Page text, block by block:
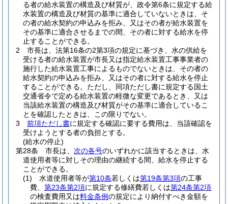
る者の給水装置の構造及び材質が、政令第6条に規定する給
水装置の構造及び材質の基準に適合していないときは、そ
の者の給水契約の申込みを拒み、又はその者が給水装置を
その基準に適合させるまでの間、その者に対する給水を停
止することができる。
2
市長は、法第16条の2第3項の規定に基づき、水の供給を
受ける者の給水装置が市長又は指定給水装置工事事業者の
施行した給水装置工事によるものでないときは、その者の
給水契約の申込みを拒み、又はその者に対する給水を停止
することができる。 ただし、同項ただし書に規定する国土
交通省令で定める給水装置の軽微な変更であるとき、又は
当該給水装置の構造及び材質がその基準に適合しているこ
とを確認したときは、この限りでない。
3
前項ただし書に規定する確認に要する費用は、当該確認を
受けようとする者の負担とする。
(給水の停止)
第28条
市長は、 次の各号のいずれかに該当するときは、水
道使用者等に対しその理由の継続する間、給水を停止する
ことができる。
(1)
水道使用者等が第10条若しくは第19条第3項の工事
費、 第23条第2項に規定する修繕費若しくは第24条第2項
の検査費用又は料金条例の規定により納付すべき金額を